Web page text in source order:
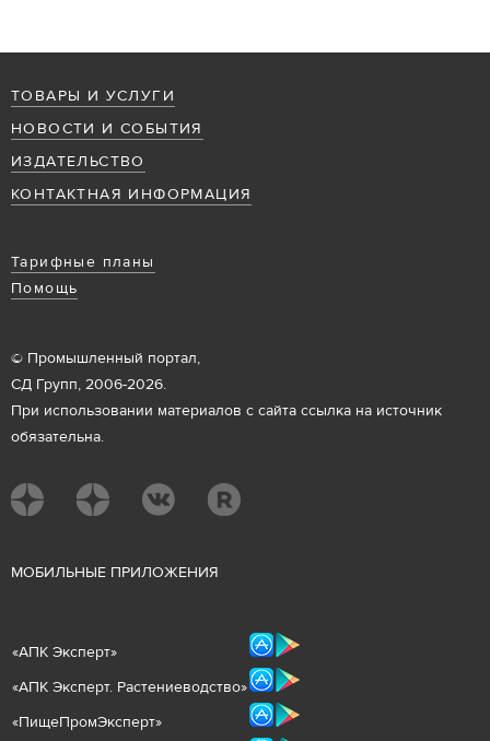
ТОВАРЫ И УСЛУГИ
НОВОСТИ И СОБЫТИЯ
ИЗДАТЕЛЬСТВО
КОНТАКТНАЯ ИНФОРМАЦИЯ
Тарифные планы
Помощь
© Промышленный портал,
СД Групп, 2006-2026.
При использовании материалов с сайта ссылка на источник
обязательна.
МОБИЛЬНЫЕ ПРИЛОЖЕНИЯ
«АПК Эксперт»
«АПК Эксперт. Растениеводство»
«ПищеПромЭксперт»